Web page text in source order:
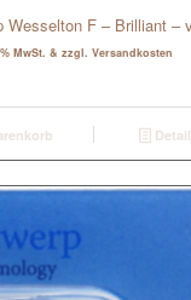
Wesselton F – Brilliant –
MwSt. & zzgl. Versandkosten